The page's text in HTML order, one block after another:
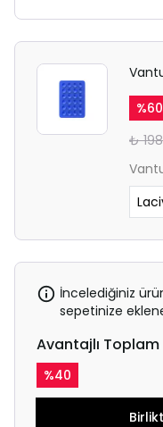
%60
₺
İncelediğiniz
sepetinize
Avantajlı Toplam
%40